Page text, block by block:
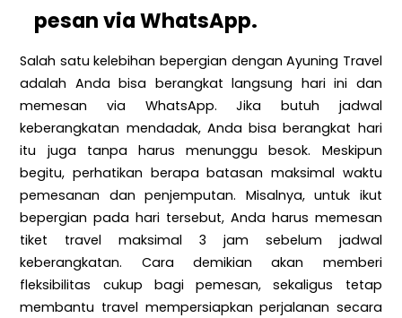
pesan via WhatsApp.
Salah satu kelebihan bepergian dengan Ayuning Travel
adalah Anda bisa berangkat langsung hari ini dan
memesan via WhatsApp. Jika butuh jadwal
keberangkatan mendadak, Anda bisa berangkat hari
itu juga tanpa harus menunggu besok. Meskipun
begitu, perhatikan berapa batasan maksimal waktu
pemesanan dan penjemputan. Misalnya, untuk ikut
bepergian pada hari tersebut, Anda harus memesan
tiket travel maksimal 3 jam sebelum jadwal
keberangkatan. Cara demikian akan memberi
fleksibilitas cukup bagi pemesan, sekaligus tetap
membantu travel mempersiapkan perjalanan secara